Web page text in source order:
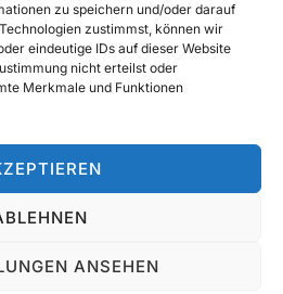
zu speichern und/oder darauf
zustimmst, können wir
eindeutige IDs auf dieser Website
nicht erteilst oder
Merkmale und Funktionen
ANSEHEN
© 2026 SC-Erl